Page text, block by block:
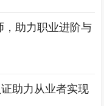
，助力职业进阶与
助力从业者实现